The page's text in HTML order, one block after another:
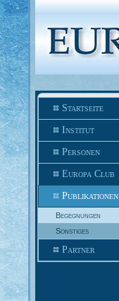
Startseite
Institut
Personen
Europa Club
Publikationen
Begegnungen
Sonstiges
Partner